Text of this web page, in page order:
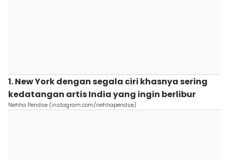
1. New York dengan segala ciri khasnya sering
kedatangan artis India yang ingin berlibur
Nehha Pendse (instagram.com/nehhapendse)